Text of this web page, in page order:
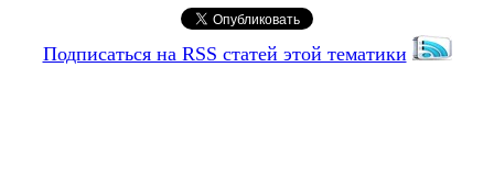
Подписаться на RSS статей этой тематики